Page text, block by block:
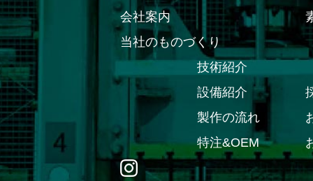
会社案内
当社のものづくり
技術紹介
設備紹介
製作の流れ
特注&OEM